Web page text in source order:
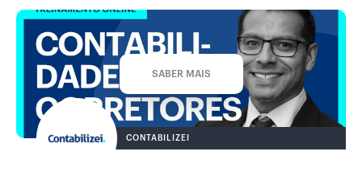
CONTABILIZEI
SABER MAIS